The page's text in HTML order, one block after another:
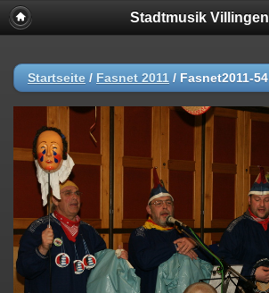
Stadtmusik Villingen
Startseite / Fasnet 2011 / Fasnet2011-54